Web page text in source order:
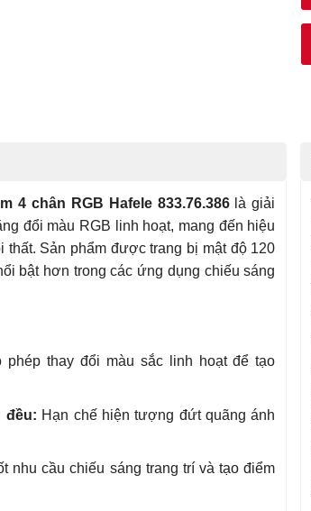
4 chân RGB Hafele 833.76.386là giải
đổi màu RGB linh hoạt, mang đến hiệu
Sản phẩm được trang bị mật độ 120
bật hơn trong các ứng dụng chiếu sáng
phép thay đổi màu sắc linh hoạt để tạo
đều: Hạn chế hiện tượng đứt quãng ánh
nhu cầu chiếu sáng trang trí và tạo điểm